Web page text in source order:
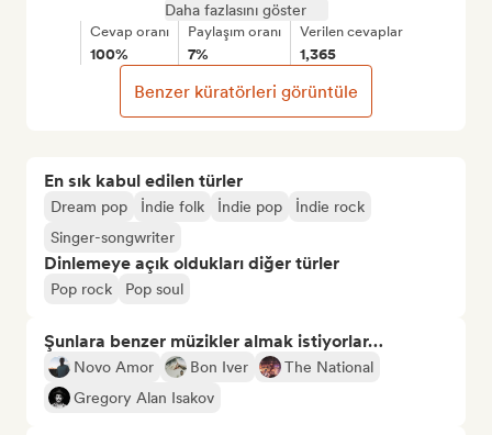
En sık kabul edilen türler
Dream pop İndie folk İndie pop
İndie rock
Singer-songwriter
Dinlemeye açık oldukları diğer türler
Pop rock Pop soul
Şunlara benzer müzikler almak istiyorlar…
Novo Amor Bon Iver
The National
Gregory Alan Isakov
Daha fazlasını göster
Cevap oranı
100%
Paylaşım oranı
7%
Verilen cevaplar
1,365
Benzer küratörleri görüntüle